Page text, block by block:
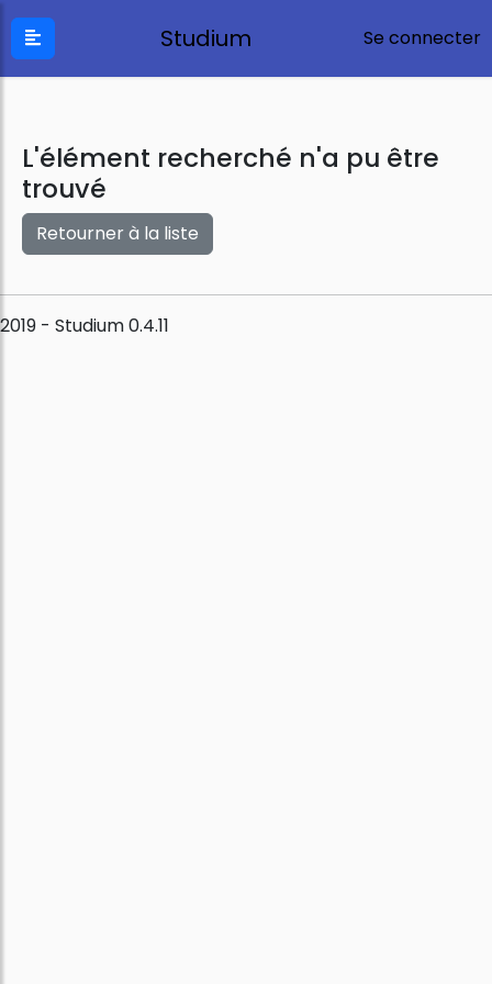
Studium Se connecter
L'élément recherché n'a pu être
trouvé
Retourner à la liste
2019 - Studium 0.4.11